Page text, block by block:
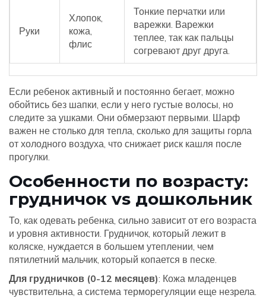
Руки
Хлопок,
кожа,
флис
Тонкие перчатки или
варежки. Варежки
теплее, так как пальцы
согревают друг друга.
Если ребенок активный и постоянно бегает, можно
обойтись без шапки, если у него густые волосы, но
следите за ушками. Они обмерзают первыми. Шарф
важен не столько для тепла, сколько для защиты горла
от холодного воздуха, что снижает риск кашля после
прогулки.
Особенности по возрасту:
грудничок vs дошкольник
То, как одевать ребенка, сильно зависит от его возраста
и уровня активности. Грудничок, который лежит в
коляске, нуждается в большем утеплении, чем
пятилетний мальчик, который копается в песке.
Для грудничков (0-12 месяцев): Кожа младенцев
чувствительна, а система терморегуляции еще незрела.